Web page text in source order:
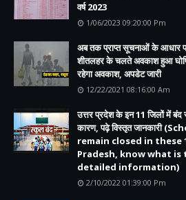
वर्ष 2023
1/06/2023 09:20:00 Pm
अब तक प्राप्त सूचनाओं के आधार
शीतलहर के चलते अवकाश हुआ
रहेगा अवकाश, अपडेट जारी
12/22/2021 08:16:00 Am
उत्तर प्रदेश के इन 11 जिलों में
कारण, पढ़े विस्तृत जानकारी
remain closed in
Pradesh, know what is
detailed information)
2/10/2022 01:39:00 Pm